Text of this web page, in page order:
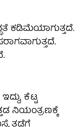
ಕಡಿಮೆಯಾಗುತ್ತದೆ.
ಕೆಟ್ಟ
ನಿಯಂತ್ರಣಕ್ಕೆ